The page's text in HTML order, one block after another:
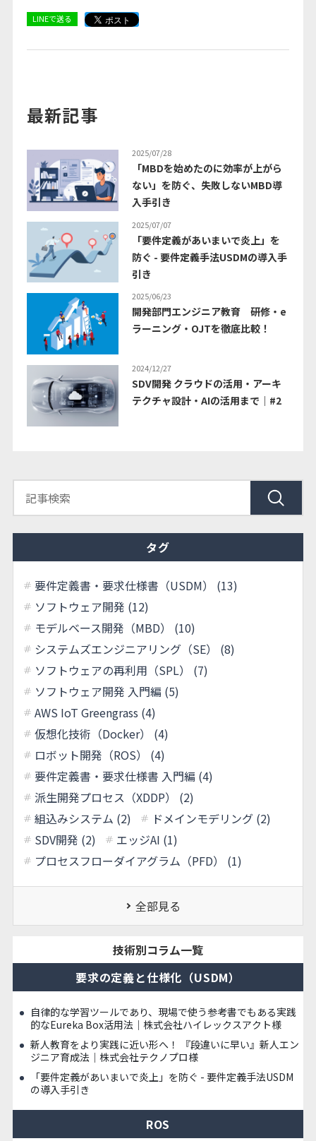
LINEで送る
最新記事
2025/07/28
「MBDを始めたのに効率が上がら
ない」を防ぐ、失敗しないMBD導
入手引き
2025/07/07
「要件定義があいまいで炎上」を
防ぐ - 要件定義手法USDMの導入手
引き
2025/06/23
開発部門エンジニア教育 研修・e
ラーニング・OJTを徹底比較！
2024/12/27
SDV開発 クラウドの活用・アーキ
テクチャ設計・AIの活用まで｜#2
タグ
要件定義書・要求仕様書（USDM） (13)
ソフトウェア開発 (12)
モデルベース開発（MBD） (10)
システムズエンジニアリング（SE） (8)
ソフトウェアの再利用（SPL） (7)
ソフトウェア開発 入門編 (5)
AWS IoT Greengrass (4)
仮想化技術（Docker） (4)
ロボット開発（ROS） (4)
要件定義書・要求仕様書 入門編 (4)
派生開発プロセス（XDDP） (2)
組込みシステム (2)
ドメインモデリング (2)
SDV開発 (2)
エッジAI (1)
プロセスフローダイアグラム（PFD） (1)
全部見る
技術別コラム一覧
要求の定義と仕様化（USDM）
自律的な学習ツールであり、現場で使う参考書でもある実践
的なEureka Box活用法｜株式会社ハイレックスアクト様
新人教育をより実践に近い形へ！ 『段違いに早い』新人エン
ジニア育成法｜株式会社テクノプロ様
「要件定義があいまいで炎上」を防ぐ - 要件定義手法USDM
の導入手引き
ROS